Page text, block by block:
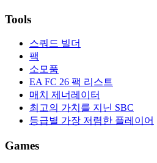
Tools
스쿼드 빌더
팩
소모품
EA FC 26 팩 리스트
매치 제너레이터
최고의 가치를 지닌 SBC
등급별 가장 저렴한 플레이어
Games